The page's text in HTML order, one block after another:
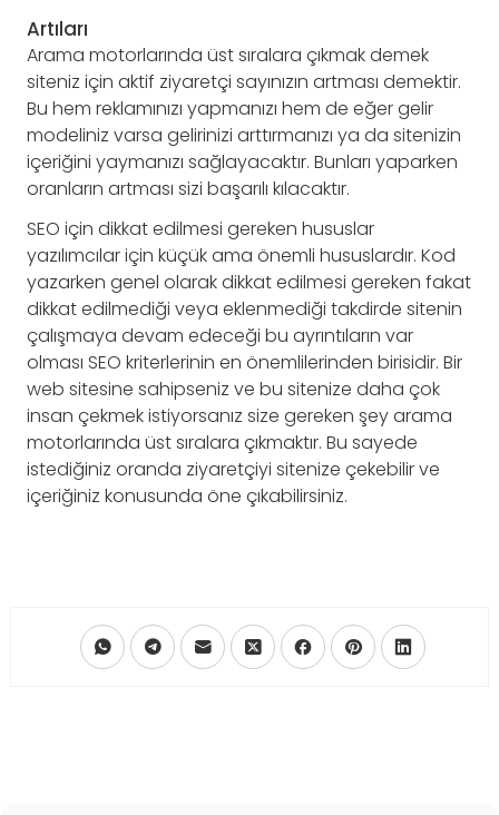
Artıları
Arama motorlarında üst sıralara çıkmak demek
siteniz için aktif ziyaretçi sayınızın artması demektir.
Bu hem reklamınızı yapmanızı hem de eğer gelir
modeliniz varsa gelirinizi arttırmanızı ya da sitenizin
içeriğini yaymanızı sağlayacaktır. Bunları yaparken
oranların artması sizi başarılı kılacaktır.
SEO için dikkat edilmesi gereken hususlar
yazılımcılar için küçük ama önemli hususlardır. Kod
yazarken genel olarak dikkat edilmesi gereken fakat
dikkat edilmediği veya eklenmediği takdirde sitenin
çalışmaya devam edeceği bu ayrıntıların var
olması SEO kriterlerinin en önemlilerinden birisidir. Bir
web sitesine sahipseniz ve bu sitenize daha çok
insan çekmek istiyorsanız size gereken şey arama
motorlarında üst sıralara çıkmaktır. Bu sayede
istediğiniz oranda ziyaretçiyi sitenize çekebilir ve
içeriğiniz konusunda öne çıkabilirsiniz.